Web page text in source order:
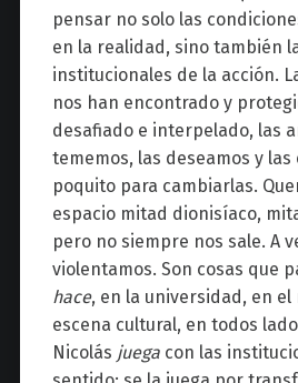
pensar no solo las
en la realidad, sino también
institucionales de la acción.
nos han encontrado y
desafiado e interpelado, las
tememos, las deseamos y las
poquito para cambiarlas.
espacio mitad dionisíaco,
pero no siempre nos sale. A
violentamos. Son cosas que
hace, en la universidad, en el
escena cultural, en todos
Nicolás juegacon las